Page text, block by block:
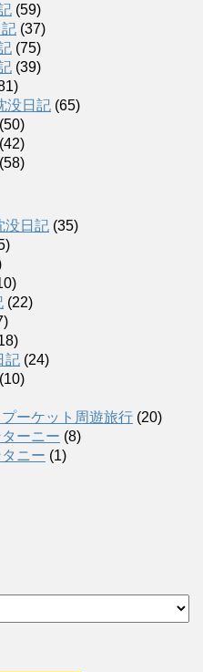
(59)
(37)
(75)
(39)
没日記 (65)
(50)
(42)
(58)
没日記 (35)
(22)
記 (24)
(10)
ーケット周遊旅行 (20)
ーニー (8)
ニー (1)